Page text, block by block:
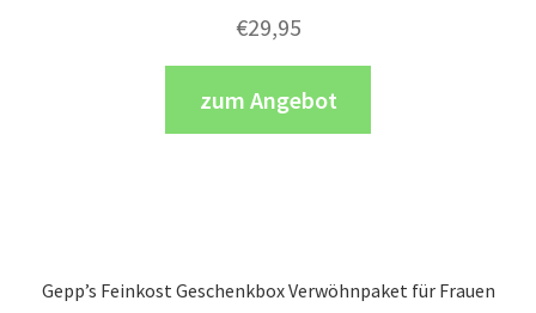
€29,95
zum Angebot
Gepp’s Feinkost Geschenkbox Verwöhnpaket für Frauen